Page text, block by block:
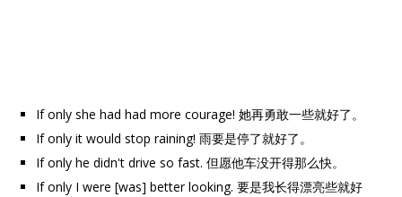
If only she had had more courage! 她再勇敢一些就好了。
If only it would stop raining! 雨要是停了就好了。
If only he didn't drive so fast. 但愿他车没开得那么快。
If only I were [was] better looking. 要是我长得漂亮些就好